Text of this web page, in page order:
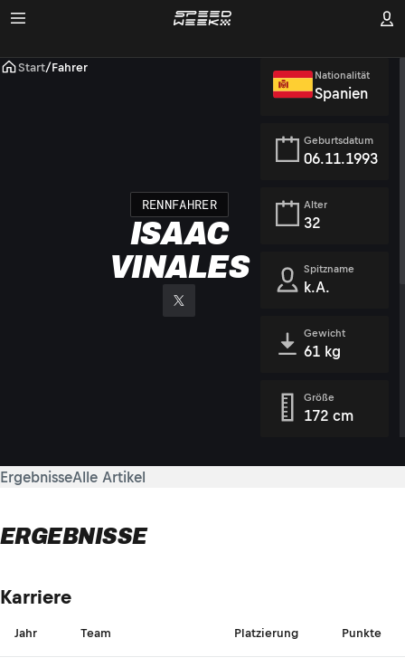
Start/Fahrer
RENNFAHRER
ISAAC
VINALES
Nationalität
Spanien
Geburtsdatum
06.11.1993
Alter
32
Spitzname
k.A.
Gewicht
61 kg
Größe
172 cm
ErgebnisseAlle Artikel
ERGEBNISSE
Karriere
Jahr Team Platzierung Punkte